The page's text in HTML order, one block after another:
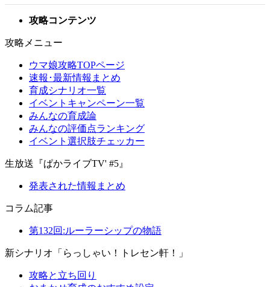
攻略コンテンツ
攻略メニュー
ウマ娘攻略TOPページ
速報･最新情報まとめ
育成シナリオ一覧
イベントキャンペーン一覧
みんなの育成論
みんなの評価点ランキング
イベント選択肢チェッカー
生放送『ぱかライブTV' #5』
発表された情報まとめ
コラム記事
第132回:ルーラーシップの物語
新シナリオ「らっしゃい！トレセン軒！」
攻略と立ち回り